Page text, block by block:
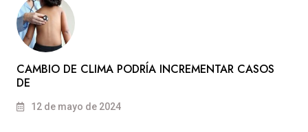
CAMBIO DE CLIMA PODRÍA INCREMENTAR CASOS
DE
12 de mayo de 2024